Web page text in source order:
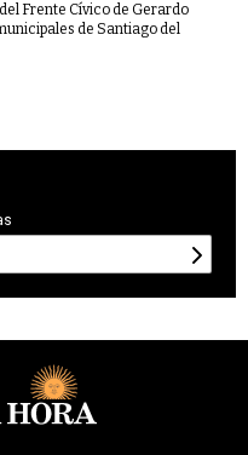
Frente Cívico de Gerardo
de Santiago del